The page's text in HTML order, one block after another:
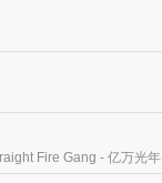
星光与微尘。
Fire Gang - 亿万光年